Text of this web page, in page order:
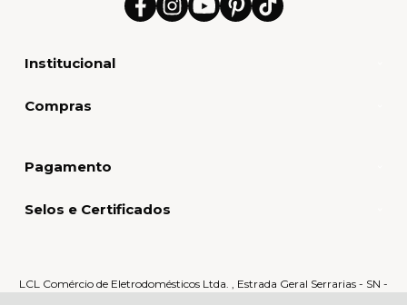
Institucional
Compras
Pagamento
Selos e Certificados
LCL Comércio de Eletrodomésticos Ltda. , Estrada Geral Serrarias - SN -
Serrarias - 88870-000 - Orleans - SC